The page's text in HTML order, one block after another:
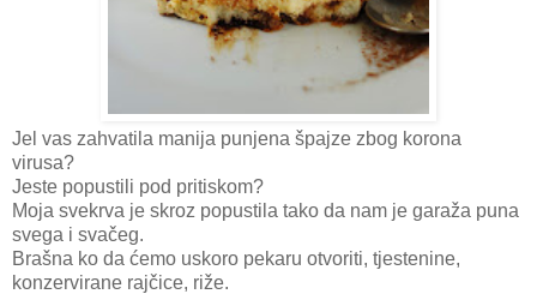
Jel vas zahvatila manija punjena špajze zbog korona
virusa?
Jeste popustili pod pritiskom?
Moja svekrva je skroz popustila tako da nam je garaža puna
svega i svačeg.
Brašna ko da ćemo uskoro pekaru otvoriti, tjestenine,
konzervirane rajčice, riže.